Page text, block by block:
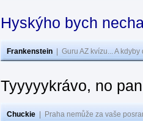
Hyskýho bych
Frankenstein Guru AZ kvízu... A
Tyyyyykrávo, no
Chuckie Praha nemůže za vaše